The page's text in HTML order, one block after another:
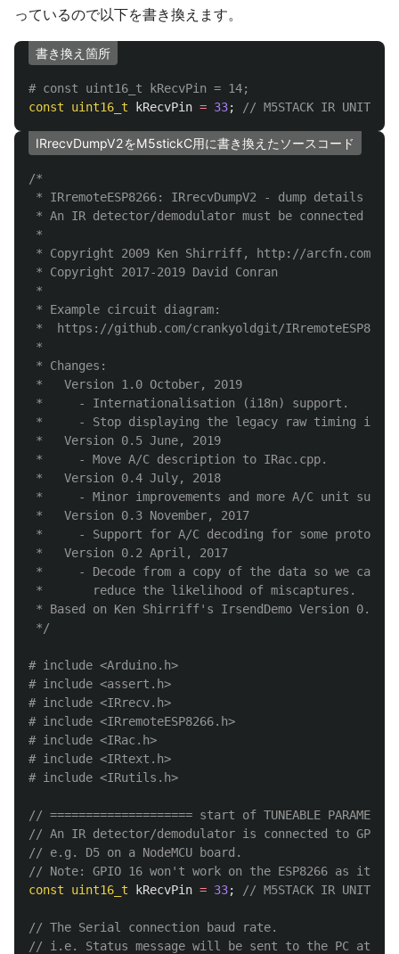
っているので以下を書き換えます。
書き換え箇所
const
uint16_t kRecvPin = 33; // M5STACK IR UNITのIN
IRrecvDumpV2をM5stickC用に書き換えたソースコード
/*
* IRremoteESP8266: IRrecvDumpV2 - dump details
* An IR detector/demodulator must be connected to
*
* Copyright 2009 Ken Shirriff, http://arcfn.com
* Copyright 2017-2019 David Conran
*
* Example circuit diagram:
*  https://github.com/crankyoldgit/
*
* Changes:
*   Version 1.0 October, 2019
*     - Internationalisation (i18n) support.
*     - Stop displaying the legacy raw timing info.
*   Version 0.5 June, 2019
*     - Move A/C description to IRac.cpp.
*   Version 0.4 July, 2018
*     - Minor improvements and more A/C unit
*   Version 0.3 November, 2017
*     - Support for A/C decoding for some
*   Version 0.2 April, 2017
*     - Decode from a copy of the data so we can
*       reduce the likelihood of miscaptures.
* Based on Ken Shirriff's IrsendDemo Version 0.1
*/
# include <Arduino.h>
# include <assert.h>
# include <IRrecv.h>
# include <IRremoteESP8266.h>
# include <IRac.h>
# include <IRtext.h>
// ==================== start of TUNEABLE
// An IR detector/demodulator is connected to GPIO
// e.g. D5 on a NodeMCU board.
// Note: GPIO 16 won't work on the ESP8266 as it
const
uint16_t kRecvPin = 33; // M5STACK IR UNITのIN
// The Serial connection baud rate.
// i.e. Status message will be sent to the PC at